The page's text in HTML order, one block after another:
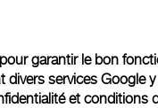
personnalisé.
En savoir plus
garantir le bon
services Google
et conditions